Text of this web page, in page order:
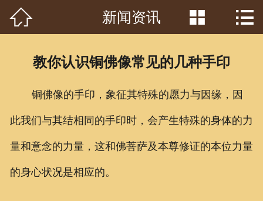
首页
 新闻资讯  
教你认识铜佛像常见的几种手印
铜佛像的手印，象征其特殊的愿力与因缘，因
此我们与其结相同的手印时，会产生特殊的身体的力
量和意念的力量，这和佛菩萨及本尊修证的本位力量
的身心状况是相应的。